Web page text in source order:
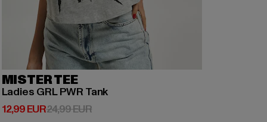
MISTER TEE
Ladies GRL PWR Tank
12,99 EUR
Derzeitiger Preis: 12,99 EUR
24,99 EURAktionspreis: 24,99 EUR